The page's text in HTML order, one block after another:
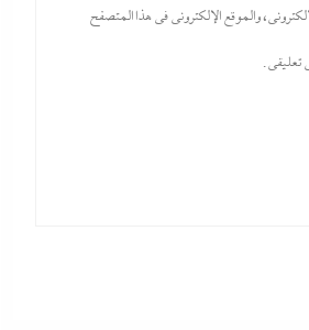
والموقع الإلكتروني في هذا المتصفح
تعليقي.